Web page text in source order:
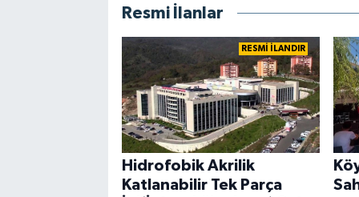
Resmi İlanlar
RESMİ İLANDIR
Hidrofobik Akrilik
Katlanabilir Tek Parça